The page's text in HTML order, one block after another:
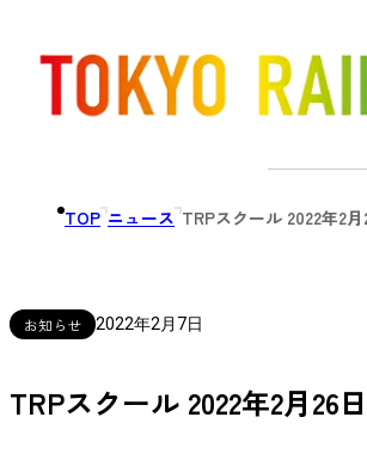
TOP ニュース TRPスクール 2022年2
お知らせ 2022年2月7日
TRPスクール 2022年2月26